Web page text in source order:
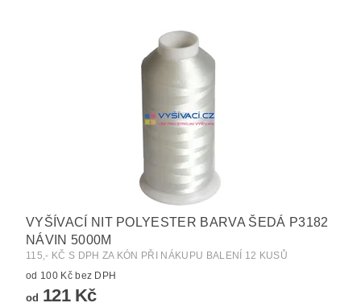
VYŠÍVACÍ NIT POLYESTER BARVA ŠEDÁ P3182
NÁVIN 5000M
115,- KČ S DPH ZA KÓN PŘI NÁKUPU BALENÍ 12 KUSŮ
od 100 Kč bez DPH
od 121 Kč